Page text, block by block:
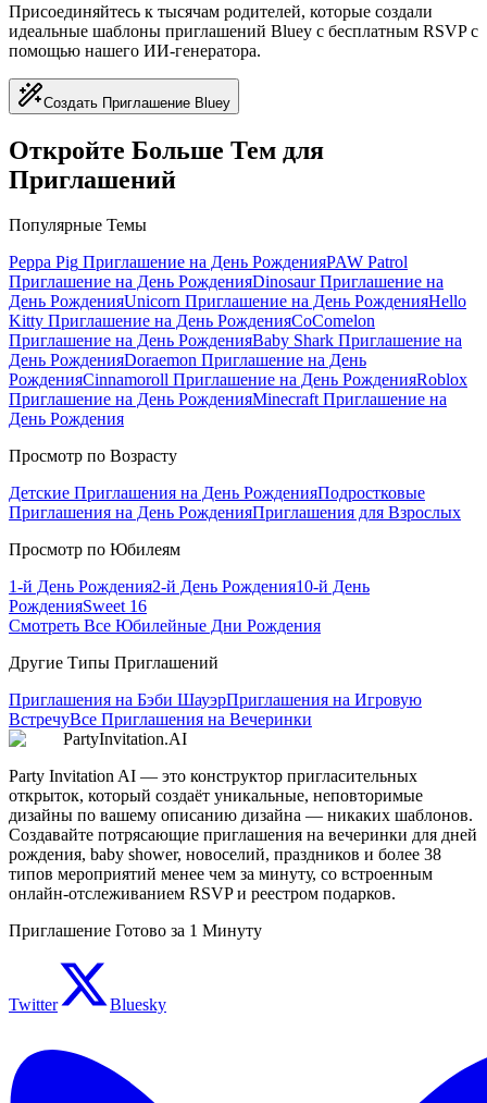
Присоединяйтесь к тысячам родителей, которые создали
идеальные шаблоны приглашений Bluey с бесплатным RSVP с
помощью нашего ИИ-генератора.
Создать Приглашение Bluey
Откройте Больше Тем для
Приглашений
Популярные Темы
Peppa Pig Приглашение на День РожденияPAW Patrol
Приглашение на День РожденияDinosaur Приглашение на
День РожденияUnicorn Приглашение на День РожденияHello
Kitty Приглашение на День РожденияCoComelon
Приглашение на День РожденияBaby Shark Приглашение на
День РожденияDoraemon Приглашение на День
РожденияCinnamoroll Приглашение на День РожденияRoblox
Приглашение на День РожденияMinecraft Приглашение на
День Рождения
Просмотр по Возрасту
Детские Приглашения на День РожденияПодростковые
Приглашения на День РожденияПриглашения для Взрослых
Просмотр по Юбилеям
1-й День Рождения2-й День Рождения10-й День
РожденияSweet 16
Смотреть Все Юбилейные Дни Рождения
Другие Типы Приглашений
Приглашения на Бэби ШауэрПриглашения на Игровую
ВстречуВсе Приглашения на Вечеринки
PartyInvitation.AI
Party Invitation AI — это конструктор пригласительных
открыток, который создаёт уникальные, неповторимые
дизайны по вашему описанию дизайна — никаких шаблонов.
Создавайте потрясающие приглашения на вечеринки для дней
рождения, baby shower, новоселий, праздников и более 38
типов мероприятий менее чем за минуту, со встроенным
онлайн-отслеживанием RSVP и реестром подарков.
Приглашение Готово за 1 Минуту
Twitter Bluesky